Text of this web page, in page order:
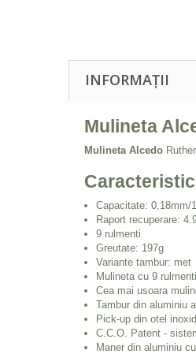
INFORMAȚII
Mulineta
Mulineta Alcedo
Capacitate: 0,18mm/
Raport recuperare:
9 rulmenti
Greutate: 197g
Variante tambur: met
Mulineta cu 9
Cea mai usoara
Tambur din aluminiu
Pick-up din otel
C.C.O. Patent -
Maner din aluminiu